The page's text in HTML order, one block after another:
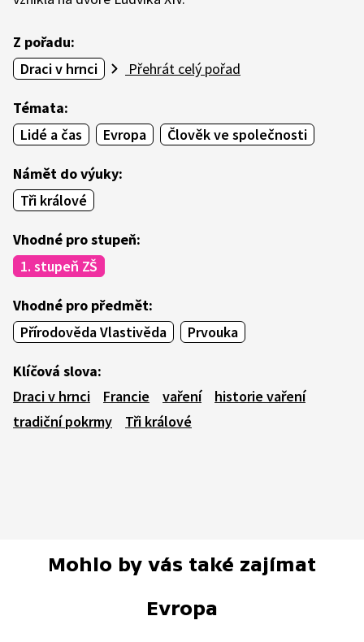
Z pořadu:
Draci v hrnci
Přehrát celý pořad
Témata:
Lidé a čas
Evropa Člověk ve společnosti
Námět do výuky:
Tři králové
Vhodné pro stupeň:
1. stupeň ZŠ
Vhodné pro předmět:
Přírodověda Vlastivěda
Prvouka
Klíčová slova:
Draci v hrnci
Francie vaření
historie vaření
tradiční pokrmy
Tři králové
Mohlo by vás také zajímat
Evropa